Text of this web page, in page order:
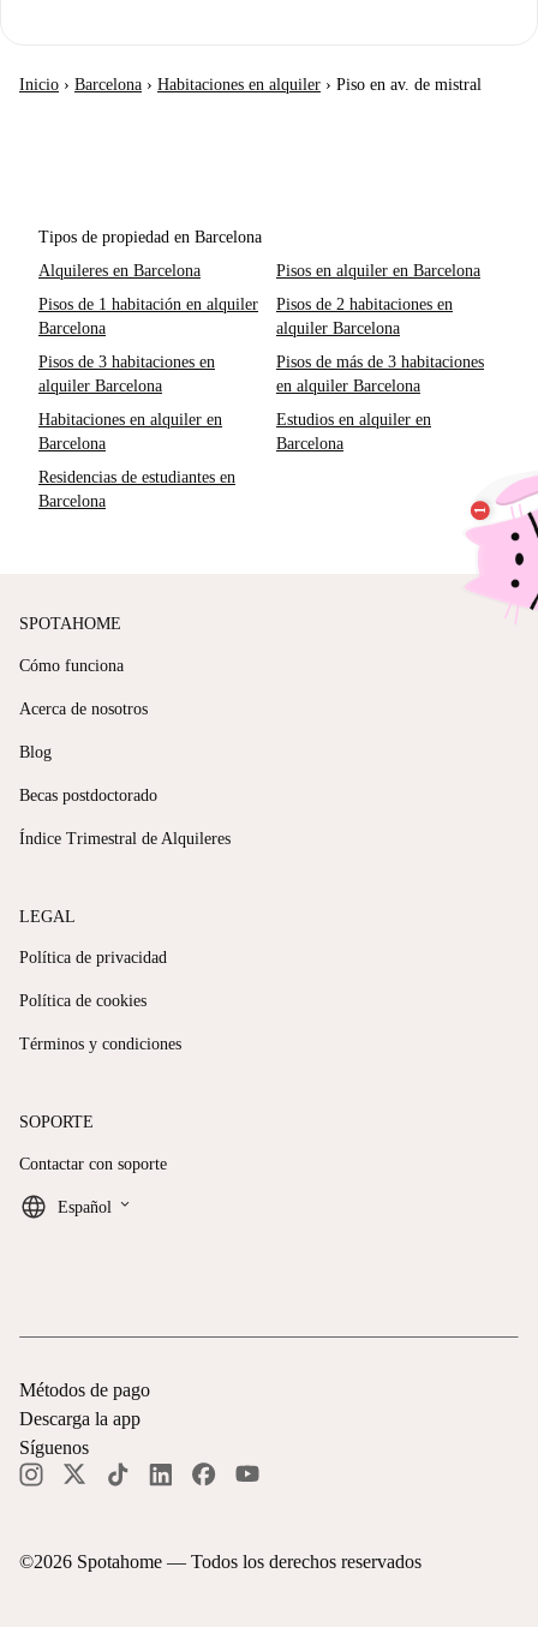
Inicio › Barcelona › Habitaciones en alquiler › Piso en av. de mistral
Tipos de propiedad en Barcelona
Alquileres en Barcelona
Pisos en alquiler en Barcelona
Pisos de 1 habitación en alquiler
Barcelona
Pisos de 2 habitaciones en
alquiler Barcelona
Pisos de 3 habitaciones en
alquiler Barcelona
Pisos de más de 3 habitaciones
en alquiler Barcelona
Habitaciones en alquiler en
Barcelona
Estudios en alquiler en
Barcelona
Residencias de estudiantes en
Barcelona
SPOTAHOME
Cómo funciona
Acerca de nosotros
Blog
Becas postdoctorado
Índice Trimestral de Alquileres
LEGAL
Política de privacidad
Política de cookies
Términos y condiciones
SOPORTE
Contactar con soporte
Español keyboard_arrow_down
©2026 Spotahome — Todos los derechos reservados
Métodos de pago
Descarga la app
Síguenos